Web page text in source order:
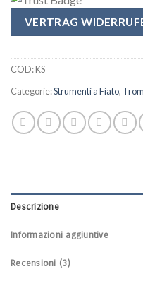
VERTRAG
COD:KS
Categorie:Strumenti a Fiato,
Descrizione
Informazioni aggiuntive
Recensioni (3)